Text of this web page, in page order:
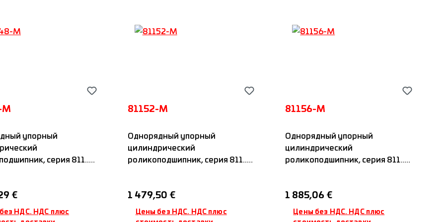
упорный
серия 811...,
цена:
€
НДС. НДС плюс
81152-M
Однорядный упорный
цилиндрический
роликоподшипник, серия 811...,
Обычная цена:
1 479,50 €
Цены без НДС. НДС плюс
81156-M
Однорядный упорный
цилиндрический
роликоподшипник, серия 811...,
Обычная цена:
1 885,06 €
Цены без НДС. НДС плюс